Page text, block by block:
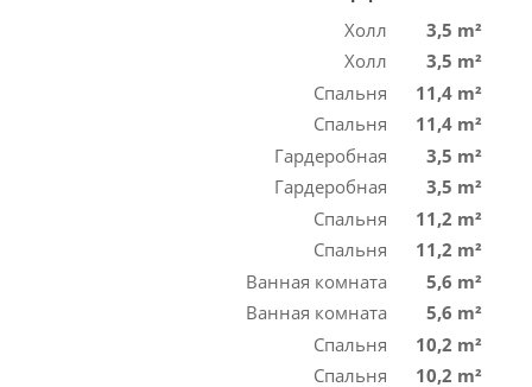
Холл
3,5 m²
Холл
3,5 m²
Спальня
11,4 m²
Спальня
11,4 m²
Гардеробная
3,5 m²
Гардеробная
3,5 m²
Спальня
11,2 m²
Спальня
11,2 m²
Ванная комната
5,6 m²
Ванная комната
5,6 m²
Спальня
10,2 m²
Спальня
10,2 m²